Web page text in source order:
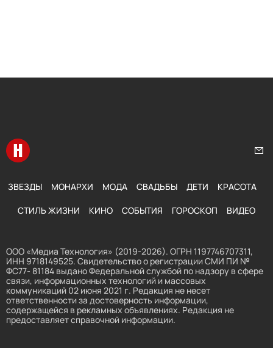
Перейти на главную
ЗВЕЗДЫ МОНАРХИ МОДА СВАДЬБЫ ДЕТИ КРАСОТА
СТИЛЬ ЖИЗНИ КИНО СОБЫТИЯ ГОРОСКОП ВИДЕО
ООО «Медиа Технология» (2019-2026). ОГРН 1197746707311,
ИНН 9718149525. Свидетельство о регистрации СМИ ПИ №
ФС77- 81184 выдано Федеральной службой по надзору в сфере
связи, информационных технологий и массовых
коммуникаций 02 июня 2021 г. Редакция не несет
ответственности за достоверность информации,
содержащейся в рекламных объявлениях. Редакция не
предоставляет справочной информации.